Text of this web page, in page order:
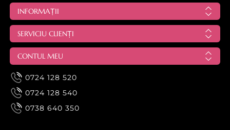
INFORMAȚII
SERVICIU CLIENȚI
CONTUL MEU
0724 128 520
0724 128 540
0738 640 350